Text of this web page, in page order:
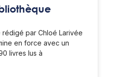
rédigé par Chloé Larivée
en force avec un
livres lus à